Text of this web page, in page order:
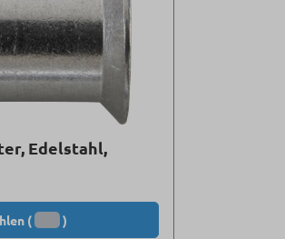
Edelstahl,
( )